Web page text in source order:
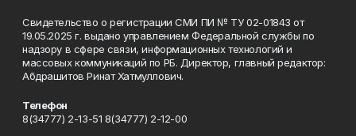
Свидетельство о регистрации СМИ ПИ № ТУ 02-01843 от
19.05.2025 г. выдано управлением Федеральной службы по
надзору в сфере связи, информационных технологий и
массовых коммуникаций по РБ. Директор, главный редактор:
Абдрашитов Ринат Хатмуллович.
Телефон
8(34777) 2-13-51 8(34777) 2-12-00